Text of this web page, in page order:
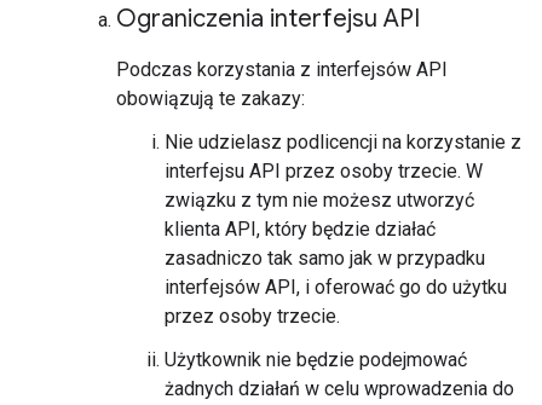
Ograniczenia interfejsu API
Podczas korzystania z interfejsów API
obowiązują te zakazy:
Nie udzielasz podlicencji na korzystanie z
interfejsu API przez osoby trzecie. W
związku z tym nie możesz utworzyć
klienta API, który będzie działać
zasadniczo tak samo jak w przypadku
interfejsów API, i oferować go do użytku
przez osoby trzecie.
Użytkownik nie będzie podejmować
żadnych działań w celu wprowadzenia do